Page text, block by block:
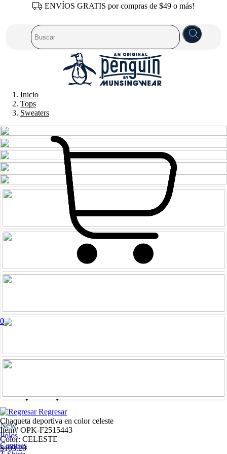
ENVÍOS GRATIS por compras de $49 o más!
0
New
Polos
Camisas
Inicio
Tops
Sweaters
Regresar
Chaqueta deportiva en color celeste
Item# OPK-F2515443
Color: CELESTE
$103.20